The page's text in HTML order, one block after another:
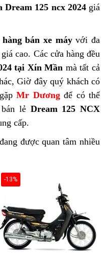
Dream 125 ncx 2024giá
hàng bán xe máyvới đa
cao. Các cửa hàng đều
tại Xín Mần mà tất cả
Giờ đây quý khách có
gặpMr Dươngđể có thể
lẻ Dream 125 NCX
cấp.
được quan tâm nhiều
-13%